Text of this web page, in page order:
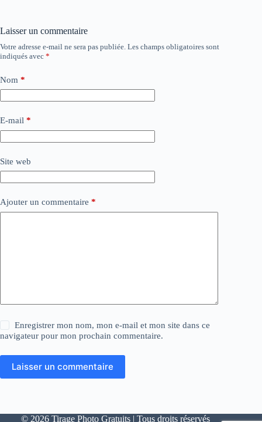
Laisser un commentaire
Votre adresse e-mail ne sera pas publiée. Les champs obligatoires sont
indiqués avec *
Nom *
E-mail *
Site web
Ajouter un commentaire *
Enregistrer mon nom, mon e-mail et mon site dans ce
navigateur pour mon prochain commentaire.
Laisser un commentaire
© 2026 Tirage Photo Gratuits | Tous droits réservés